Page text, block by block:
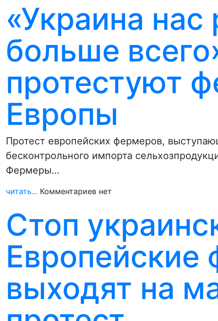
«Украина
больше
протестуют
Европы
Протест европейских фермеров,
бесконтрольного импорта
Фермеры…
читать... Комментариев нет
Стоп
выходят на